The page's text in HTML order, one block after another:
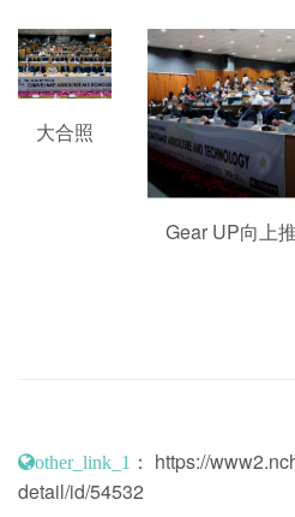
大合照
Gear UP向上
other_link_1 ： https://
detail/id/54532